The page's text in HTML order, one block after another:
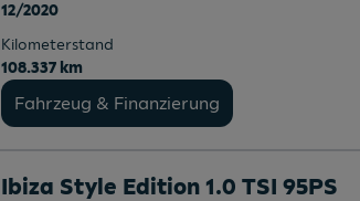
12/2020
Kilometerstand
108.337 km
Fahrzeug & Finanzierung
Ibiza Style Edition 1.0 TSI 95PS